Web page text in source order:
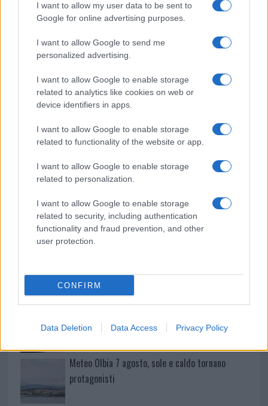
I want to allow my user data to be sent to
Google for online advertising purposes.
I want to allow Google to send me
personalized advertising.
I want to allow Google to enable storage
related to analytics like cookies on web or
device identifiers in apps.
I want to allow Google to enable storage
related to functionality of the website or app.
I want to allow Google to enable storage
related to personalization.
I want to allow Google to enable storage
related to security, including authentication
functionality and fraud prevention, and other
user protection.
CONFIRM
Data Deletion Data Access Privacy Policy
F
a
ce
b
o
o
k
T
w
it
te
r
Pi
n
te
re
st
W
h
at
s
A
p
p
S
h
re
Articolo precedente
Prossimo articolo
NOTIZIE RECENTI
Incendi, a San Pasquale arriva il Campo Base:
l’inaugurazione
Andrea Mura conquista Palau: grande
partecipazione per il suo racconto
minori, Albieri: “Episodi gravissimi”
50mila nel resort
Meteo Olbia 7 agosto, sole e caldo tornano
protagonisti